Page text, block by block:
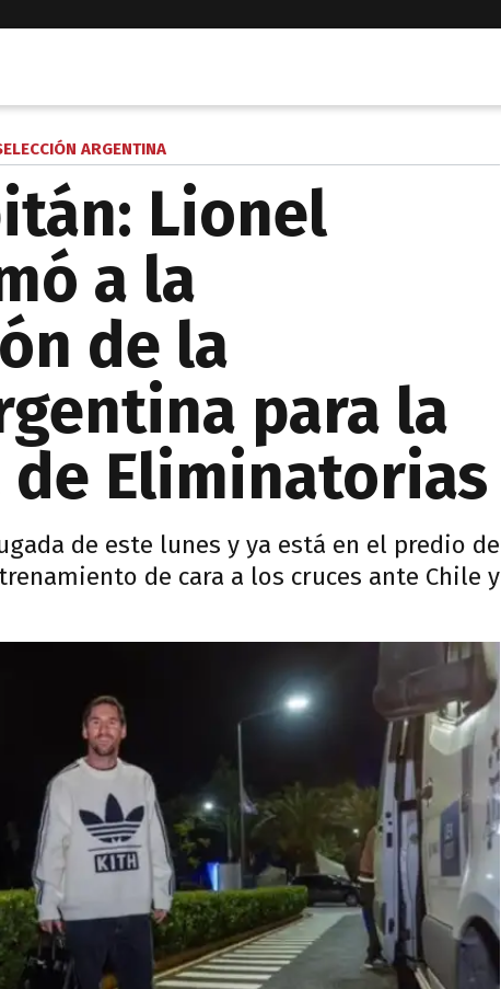
ARGENTINA
Lionel
a la
de la
para la
Eliminatorias
de este lunes y ya está en el predio de
de cara a los cruces ante Chile y